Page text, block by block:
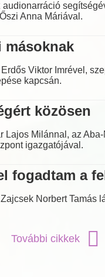
audionarráció
Anna Máriával.
másoknak
Viktor Imrével,
kapcsán.
közösen
Lajos Milánnal, az
igazgatójával.
fogadtam a
Norbert Tamás
További cikkek